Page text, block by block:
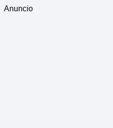
Anuncio